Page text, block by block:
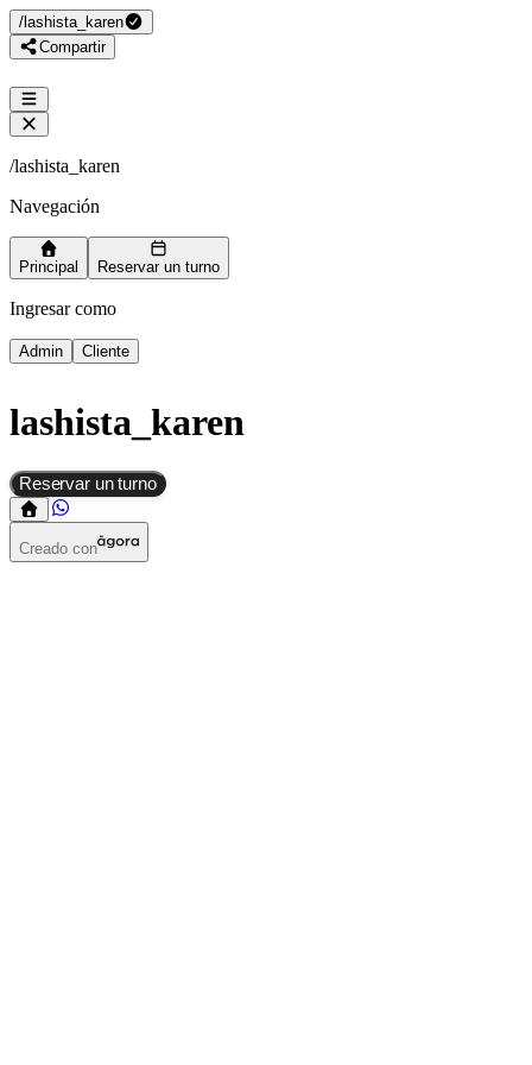
/ lashista_karen
Compartir
/lashista_karen
Navegación
Principal Reservar un turno
Ingresar como
Admin Cliente
lashista_karen
Reservar un turno
Creado con